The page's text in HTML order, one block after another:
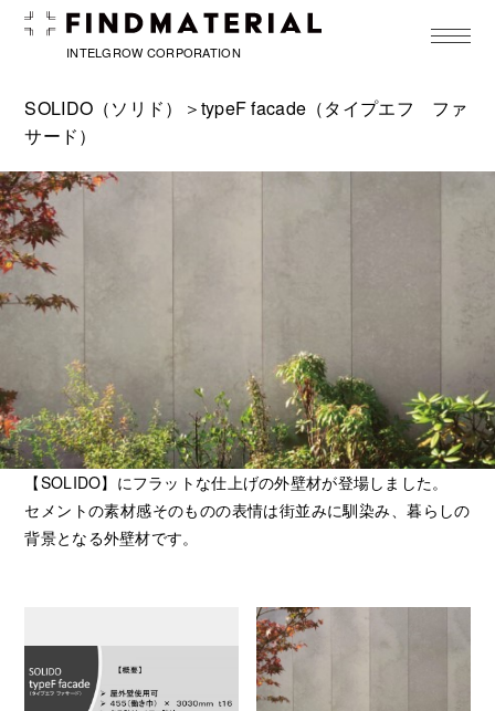
INTELGROW CORPORATION
toggle
SOLIDO（ソリド）
＞typeF facade（タイプエフ ファ
サード）
【SOLIDO】にフラットな仕上げの外壁材が登場しました。
セメントの素材感そのものの表情は街並みに馴染み、暮らしの
背景となる外壁材です。